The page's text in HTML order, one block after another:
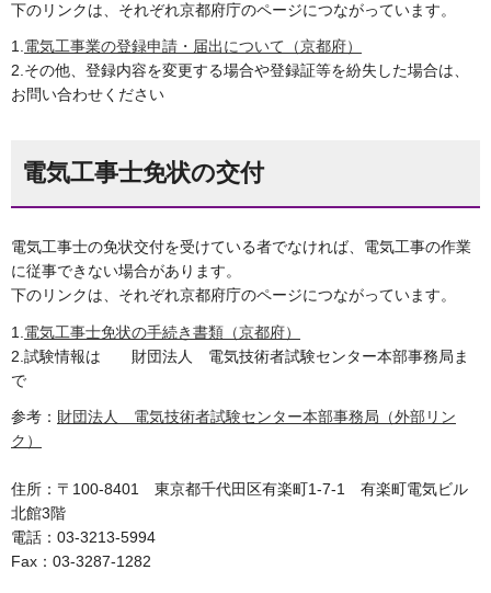
下のリンクは、それぞれ京都府庁のページにつながっています。
1.電気工事業の登録申請・届出について（京都府）
2.その他、登録内容を変更する場合や登録証等を紛失した場合は、
お問い合わせください
電気工事士免状の交付
電気工事士の免状交付を受けている者でなければ、電気工事の作業
に従事できない場合があります。
下のリンクは、それぞれ京都府庁のページにつながっています。
1. 電気工事士免状の手続き書類（京都府）
2.試験情報は 財団法人 電気技術者試験センター本部事務局ま
で
参考： 財団法人 電気技術者試験センター本部事務局（外部リン
ク）
住所：〒100-8401 東京都千代田区有楽町1-7-1 有楽町電気ビル
北館3階
電話：03-3213-5994
Fax：03-3287-1282